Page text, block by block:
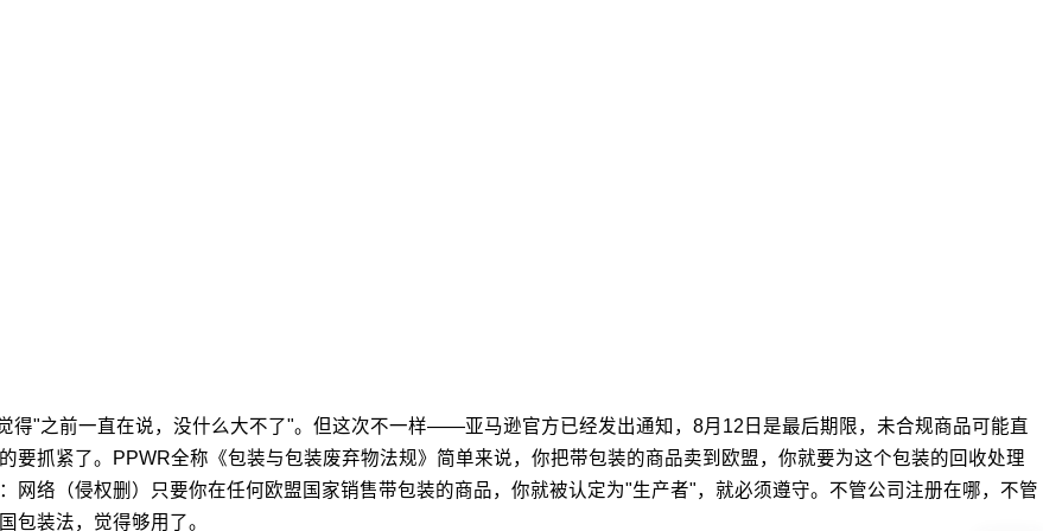
"之前一直在说，没什么大不了"。但这次不一样——亚马逊官方已经发出通知，8月12日是最后期限，未合规商品可能直
要抓紧了。PPWR全称《包装与包装废弃物法规》简单来说，你把带包装的商品卖到欧盟，你就要为这个包装的回收处理
网络（侵权删）只要你在任何欧盟国家销售带包装的商品，你就被认定为"生产者"，就必须遵守。不管公司注册在哪，不管
包装法，觉得够用了。